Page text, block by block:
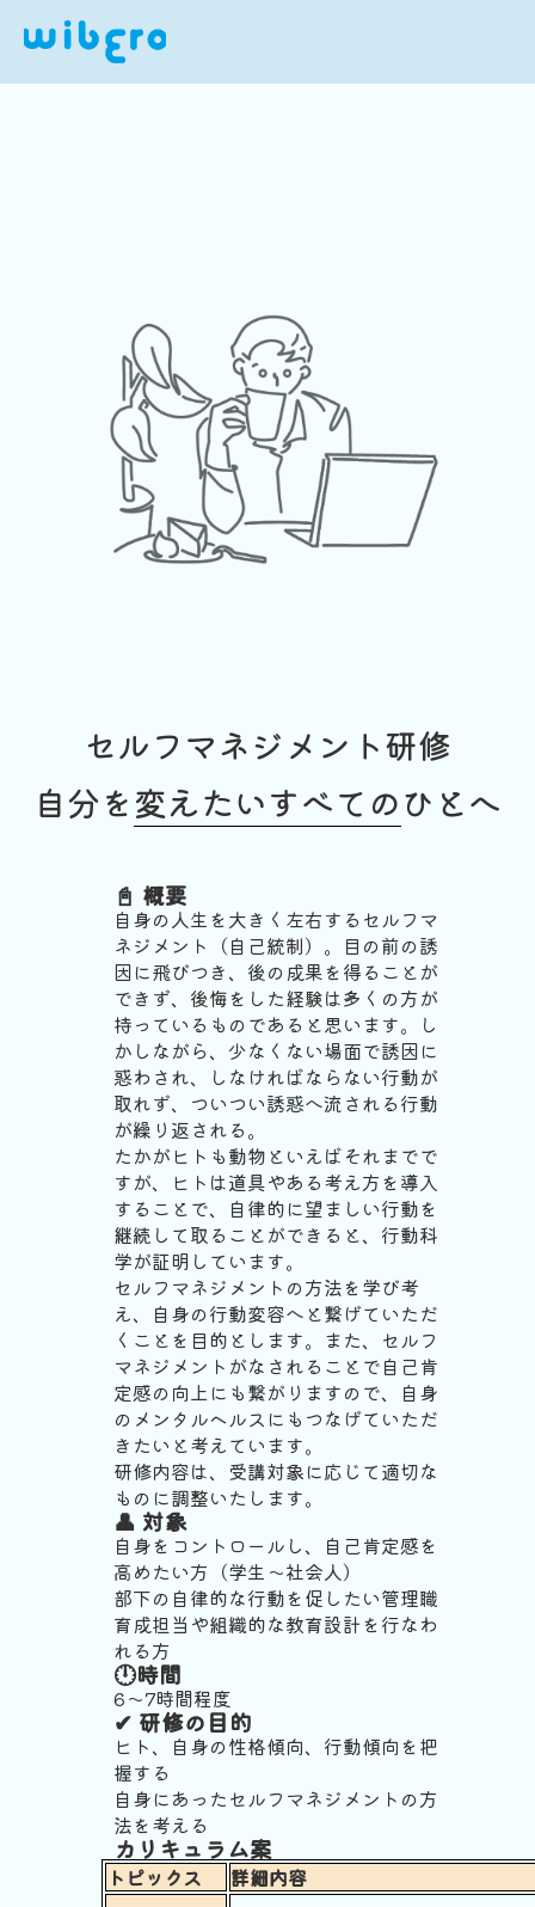
セルフマネジメント研修
自分を変えたいすべてのひとへ
📓 概要
自身の人生を大きく左右するセルフマ
ネジメント（自己統制）。目の前の誘
因に飛びつき、後の成果を得ることが
できず、後悔をした経験は多くの方が
持っているものであると思います。し
かしながら、少なくない場面で誘因に
惑わされ、しなければならない行動が
取れず、ついつい誘惑へ流される行動
が繰り返される。
たかがヒトも動物といえばそれまでで
すが、ヒトは道具やある考え方を導入
することで、自律的に望ましい行動を
継続して取ることができると、行動科
学が証明しています。
セルフマネジメントの方法を学び考
え、自身の行動変容へと繋げていただ
くことを目的とします。また、セルフ
マネジメントがなされることで自己肯
定感の向上にも繋がりますので、自身
のメンタルヘルスにもつなげていただ
きたいと考えています。
研修内容は、受講対象に応じて適切な
ものに調整いたします。
👤 対象
自身をコントロールし、自己肯定感を
高めたい方（学生〜社会人）
部下の自律的な行動を促したい管理職
育成担当や組織的な教育設計を行なわ
れる方
🕛時間
6〜7時間程度
✔︎ 研修の目的
ヒト、自身の性格傾向、行動傾向を把
握する
自身にあったセルフマネジメントの方
法を考える
カリキュラム案
トピックス 詳細内容